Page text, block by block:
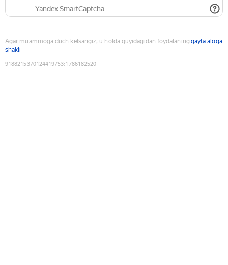
Yandex SmartCaptcha
Agar muammoga duch kelsangiz, u holda quyidagidan foydalaning qayta aloqa
shakli
9188215370124419753:1786182520